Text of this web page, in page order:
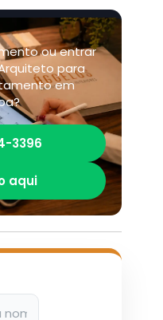
ou entrar
para
em
3396
aqui